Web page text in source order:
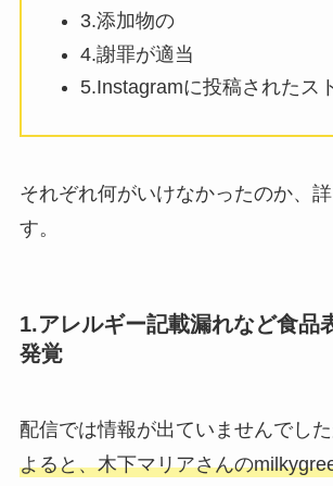
3.添加物の
4.謝罪が適当
5.Instagramに投稿されたス
それぞれ何がいけなかったのか、
す。
1.アレルギー記載漏れなど食品
発覚
配信では情報が出ていませんでし
よると、木下マリアさんの